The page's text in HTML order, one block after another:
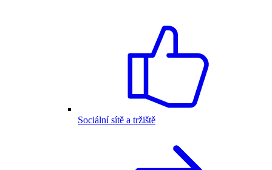
Sociální sítě a tržiště